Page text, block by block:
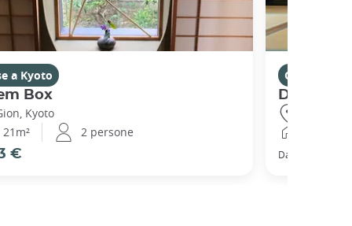
a Kyoto
Box
Kyoto
21m²
2 persone
€
Case a
Demachi
Da